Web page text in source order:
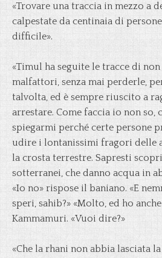
«Trovare una traccia in mezzo a
calpestate da centinaia di
difficile».
«Timul ha seguite le tracce di
malfattori, senza mai perderle,
talvolta, ed è sempre riuscito a
arrestare. Come faccia io non so,
spiegarmi perché certe persone
udire i lontanissimi fragori delle
la crosta terrestre. Sapresti
sotterranei, che danno acqua in
«Io no» rispose il baniano. «E
speri, sahib?» «Molto, ed ho
Kammamuri. «Vuoi dire?»
«Che la rhani non abbia lasciata